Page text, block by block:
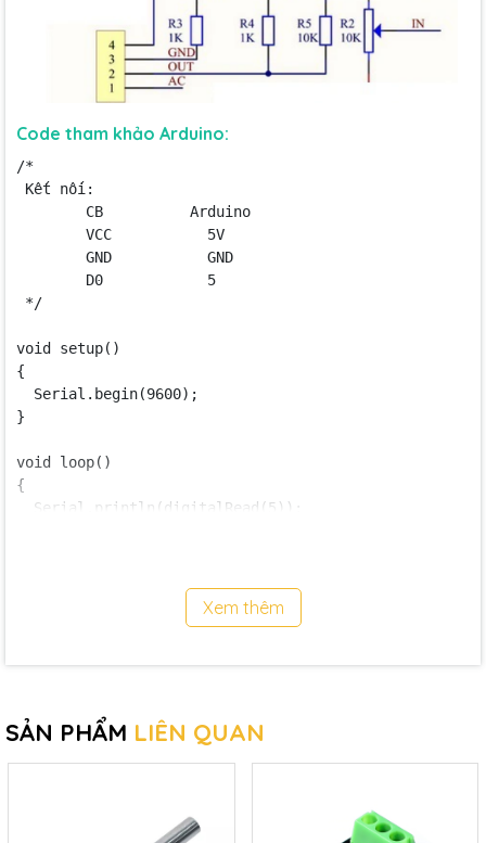
Code tham khảo Arduino:
/*
Kết nối:
        CB          Arduino
        VCC           5V
        GND           GND
        D0            5
*/
void setup()
{
  Serial.begin(9600);
}
void loop()
{
  Serial.println(digitalRead(5));
Xem thêm
SẢN PHẨM LIÊN QUAN